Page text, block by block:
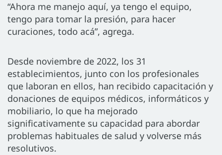
“Ahora me manejo aquí, ya tengo el equipo,
tengo para tomar la presión, para hacer
curaciones, todo acá”, agrega.
Desde noviembre de 2022, los 31
establecimientos, junto con los profesionales
que laboran en ellos, han recibido capacitación y
donaciones de equipos médicos, informáticos y
mobiliario, lo que ha mejorado
significativamente su capacidad para abordar
problemas habituales de salud y volverse más
resolutivos.